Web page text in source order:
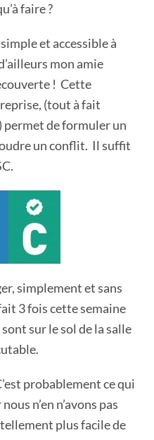
faire ?
et accessible à
mon amie
! Cette
(tout à fait
permet de formuler un
un conflit. Il suffit
simplement et sans
3 fois cette semaine
sur le sol de la salle
probablement ce qui
n’en n’avons pas
plus facile de